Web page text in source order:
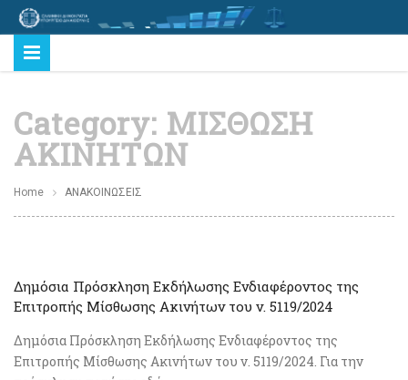
Category: ΜΙΣΘΩΣΗ
ΑΚΙΝΗΤΩΝ
Home ΑΝΑΚΟΙΝΩΣΕΙΣ
Δημόσια Πρόσκληση Εκδήλωσης Ενδιαφέροντος της
Επιτροπής Μίσθωσης Ακινήτων του ν. 5119/2024
Δημόσια Πρόσκληση Εκδήλωσης Ενδιαφέροντος της
Επιτροπής Μίσθωσης Ακινήτων του ν. 5119/2024. Για την